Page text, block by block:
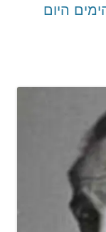
היום